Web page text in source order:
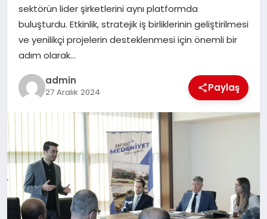
sektörün lider şirketlerini aynı platformda
buluşturdu. Etkinlik, stratejik iş birliklerinin geliştirilmesi
ve yenilikçi projelerin desteklenmesi için önemli bir
adım olarak…
admin
27 Aralık 2024 Paylaş